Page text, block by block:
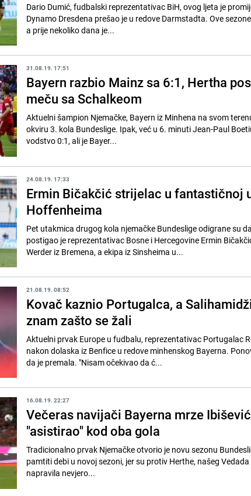
Dario Dumić, fudbalski reprezentativac BiH, ovog ljeta je
Dynamo Dresdena prešao je u redove Darmstadta. Ove
a prije nekoliko dana je...
31.08.19. 17:51
Bayern razbio Mainz sa 6:1, Hertha
meču sa Schalkeom
Aktuelni šampion Njemačke, Bayern iz Minhena na svom
okviru 3. kola Bundeslige. Ipak, već u 6. minuti Jean-Paul
vodstvo 0:1, ali je Bayer...
24.08.19. 17:33
Ermin Bičakčić strijelac u fantastičnoj
Hoffenheima
Pet utakmica drugog kola njemačke Bundeslige odigrane su
postigao je reprezentativac Bosne i Hercegovine Ermin
Werder iz Bremena, a ekipa iz Sinsheima u...
21.08.19. 08:52
Kovač kaznio Portugalca, a
znam zašto se žali
Aktuelni prvak Europe u fudbalu, reprezentativac Portugalac
nakon dolaska iz Benfice u redove minhenskog Bayerna.
da je premala. "Nisam očekivao da ć...
16.08.19. 22:27
Večeras navijači Bayerna mrze
"asistirao" kod oba gola
Tradicionalno prvak Njemačke otvorio je novu sezonu
pamtiti debi u novoj sezoni, jer su protiv Herthe, našeg
napravila nevjero...